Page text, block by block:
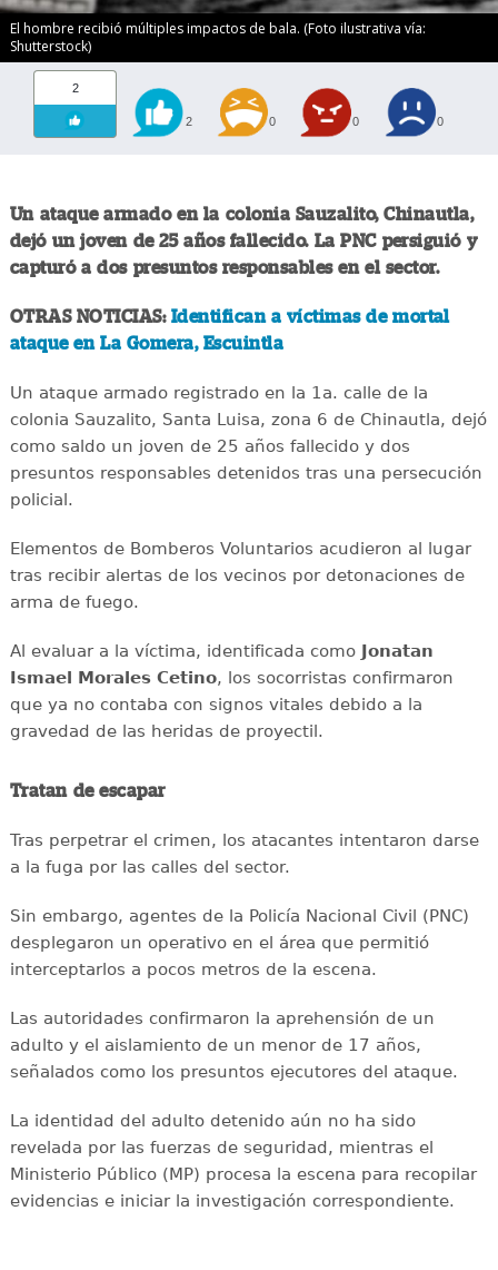
El hombre recibió múltiples impactos de bala. (Foto ilustrativa vía:
Shutterstock)
2
2 0 0 0
Un ataque armado en la colonia Sauzalito, Chinautla,
dejó un joven de 25 años fallecido. La PNC persiguió y
capturó a dos presuntos responsables en el sector.
OTRAS NOTICIAS:Identifican a víctimas de mortal
ataque en La Gomera, Escuintla
Un ataque armado registrado en la 1a. calle de la
colonia Sauzalito, Santa Luisa, zona 6 de Chinautla, dejó
como saldo un joven de 25 años fallecido y dos
presuntos responsables detenidos tras una persecución
policial.
Elementos de Bomberos Voluntarios acudieron al lugar
tras recibir alertas de los vecinos por detonaciones de
arma de fuego.
Al evaluar a la víctima, identificada como Jonatan
Ismael Morales Cetino, los socorristas confirmaron
que ya no contaba con signos vitales debido a la
gravedad de las heridas de proyectil.
Tratan de escapar
Tras perpetrar el crimen, los atacantes intentaron darse
a la fuga por las calles del sector.
Sin embargo, agentes de la Policía Nacional Civil (PNC)
desplegaron un operativo en el área que permitió
interceptarlos a pocos metros de la escena.
Las autoridades confirmaron la aprehensión de un
adulto y el aislamiento de un menor de 17 años,
señalados como los presuntos ejecutores del ataque.
La identidad del adulto detenido aún no ha sido
revelada por las fuerzas de seguridad, mientras el
Ministerio Público (MP) procesa la escena para recopilar
evidencias e iniciar la investigación correspondiente.